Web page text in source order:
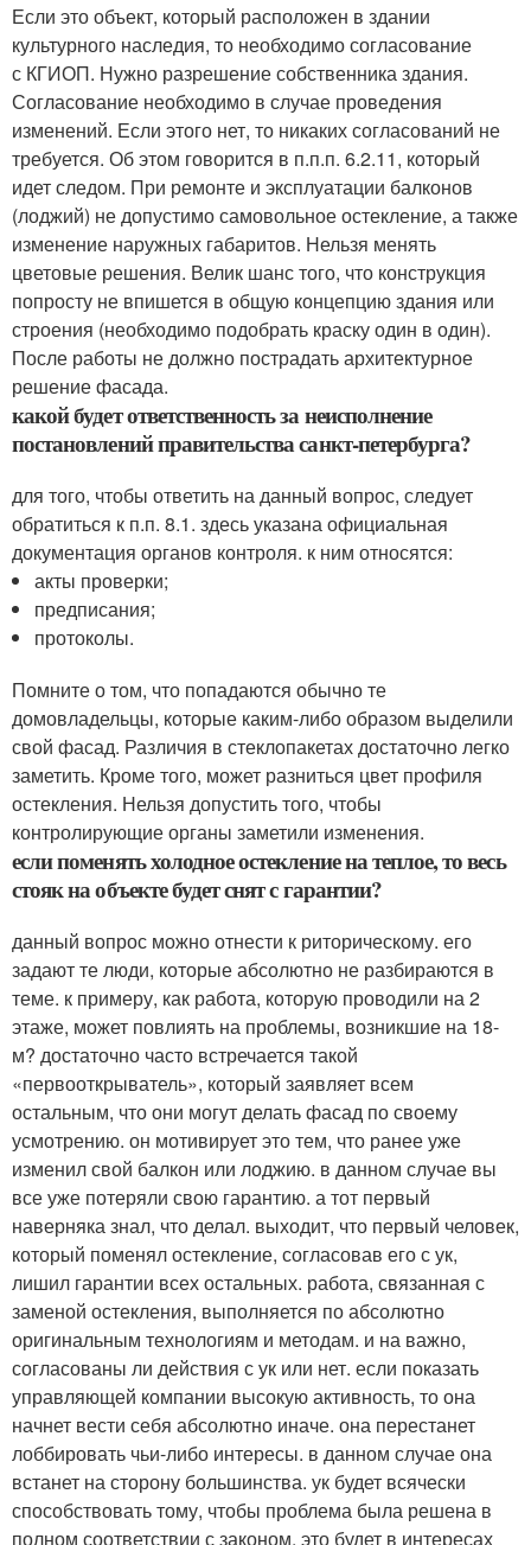
Если это объект, который расположен в здании
культурного наследия, то необходимо согласование
с КГИОП. Нужно разрешение собственника здания.
Согласование необходимо в случае проведения
изменений. Если этого нет, то никаких согласований не
требуется. Об этом говорится в п.п.п. 6.2.11, который
идет следом. При ремонте и эксплуатации балконов
(лоджий) не допустимо самовольное остекление, а также
изменение наружных габаритов. Нельзя менять
цветовые решения. Велик шанс того, что конструкция
попросту не впишется в общую концепцию здания или
строения (необходимо подобрать краску один в один).
После работы не должно пострадать архитектурное
решение фасада.
какой будет ответственность за неисполнение
постановлений правительства санкт-петербурга?
для того, чтобы ответить на данный вопрос, следует
обратиться к п.п. 8.1. здесь указана официальная
документация органов контроля. к ним относятся:
акты проверки;
предписания;
протоколы.
Помните о том, что попадаются обычно те
домовладельцы, которые каким-либо образом выделили
свой фасад. Различия в стеклопакетах достаточно легко
заметить. Кроме того, может разниться цвет профиля
остекления. Нельзя допустить того, чтобы
контролирующие органы заметили изменения.
если поменять холодное остекление на теплое, то весь
стояк на объекте будет снят с гарантии?
данный вопрос можно отнести к риторическому. его
задают те люди, которые абсолютно не разбираются в
теме. к примеру, как работа, которую проводили на 2
этаже, может повлиять на проблемы, возникшие на 18-
м? достаточно часто встречается такой
«первооткрыватель», который заявляет всем
остальным, что они могут делать фасад по своему
усмотрению. он мотивирует это тем, что ранее уже
изменил свой балкон или лоджию. в данном случае вы
все уже потеряли свою гарантию. а тот первый
наверняка знал, что делал. выходит, что первый человек,
который поменял остекление, согласовав его с ук,
лишил гарантии всех остальных. работа, связанная с
заменой остекления, выполняется по абсолютно
оригинальным технологиям и методам. и на важно,
согласованы ли действия с ук или нет. если показать
управляющей компании высокую активность, то она
начнет вести себя абсолютно иначе. она перестанет
лоббировать чьи-либо интересы. в данном случае она
встанет на сторону большинства. ук будет всячески
способствовать тому, чтобы проблема была решена в
полном соответствии с законом. это будет в интересах